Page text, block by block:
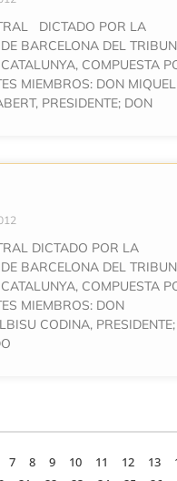
DICTADO POR LA
BARCELONA DEL
COMPUESTA
MIEMBROS: DON MIQUEL
PRESIDENTE; DON
DICTADO POR LA
BARCELONA DEL
COMPUESTA
MIEMBROS: DON
CODINA, PRESIDENTE;
7 8 9 10 11 12 13